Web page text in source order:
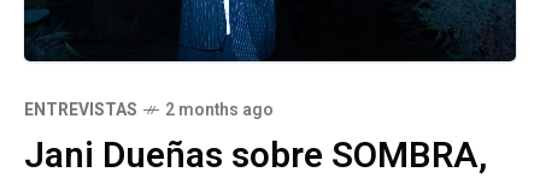
ENTREVISTAS 2 months ago
Jani Dueñas sobre SOMBRA,